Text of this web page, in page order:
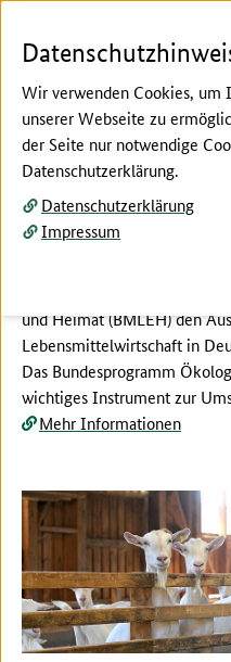
Hier beginnt der Hauptinhalt
Mehr
Deutschland!
Mit dem Bundesprogramm
fördert das
und Heimat (BMLEH) den
Lebensmittelwirtschaft in
Das Bundesprogramm
wichtiges Instrument zur
Mehr Informationen
Wir verwenden Cookies,
unserer Webseite zu
der Seite nur notwendige
Datenschutzerklärung.
Datenschutzerklärung
Impressum